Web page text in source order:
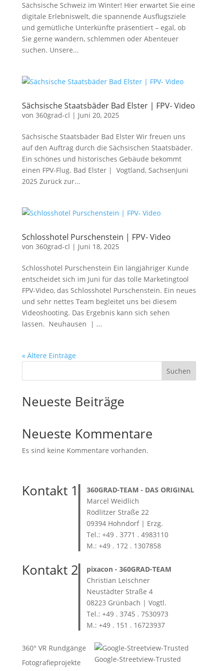
Sächsische Schweiz im Winter! Hier erwartet Sie eine
digitale Erlebniswelt, die spannende Ausflugsziele
und gemütliche Unterkünfte präsentiert – egal, ob
Sie gerne wandern, schlemmen oder Abenteuer
suchen. Unsere...
Sächsische Staatsbäder Bad Elster | FPV- Video
von 360grad-cl | Juni 20, 2025
Sächsische Staatsbäder Bad Elster Wir freuen uns
auf den Auftrag durch die Sächsischen Staatsbäder.
Ein schönes und historisches Gebäude bekommt
einen FPV-Flug. Bad Elster | Vogtland, SachsenJuni
2025 Zurück zur...
Schlosshotel Purschenstein | FPV- Video
von 360grad-cl | Juni 18, 2025
Schlosshotel Purschenstein Ein längjähriger Kunde
entscheidet sich im Juni für das tolle Marketingtool
FPV-Video, das Schlosshotel Purschenstein. Ein neues
und sehr nettes Team begleitet uns bei diesem
Videoshooting. Das Ergebnis kann sich sehen
lassen. Neuhausen | ...
« Ältere Einträge
Suchen
Neueste Beiträge
Neueste Kommentare
Es sind keine Kommentare vorhanden.
Kontakt 1 360GRAD-TEAM - DAS ORIGINAL
Marcel Weidlich
Rödlitzer Straße 22
09394 Hohndorf | Erzg.
Tel.: +49 . 3771 . 4983110
M.: +49 . 172 . 1307858
Kontakt 2 pixacon - 360GRAD-TEAM
Christian Leischner
Neustädter Straße 4
08223 Grünbach | Vogtl.
Tel.: +49 . 3745 . 7530973
M.: +49 . 151 . 16723937
360° VR Rundgänge
Fotografieprojekte
Google-Streetview-Trusted